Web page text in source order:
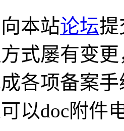
本站论坛提
式屡有变
各项备案
以doc附件